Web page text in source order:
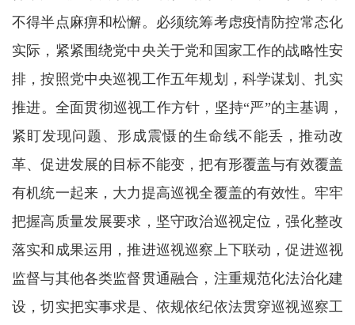
不得半点麻痹和松懈。必须统筹考虑疫情防控常态化
实际，紧紧围绕党中央关于党和国家工作的战略性安
排，按照党中央巡视工作五年规划，科学谋划、扎实
推进。全面贯彻巡视工作方针，坚持“严”的主基调，
紧盯发现问题、形成震慑的生命线不能丢，推动改
革、促进发展的目标不能变，把有形覆盖与有效覆盖
有机统一起来，大力提高巡视全覆盖的有效性。牢牢
把握高质量发展要求，坚守政治巡视定位，强化整改
落实和成果运用，推进巡视巡察上下联动，促进巡视
监督与其他各类监督贯通融合，注重规范化法治化建
设，切实把实事求是、依规依纪依法贯穿巡视巡察工